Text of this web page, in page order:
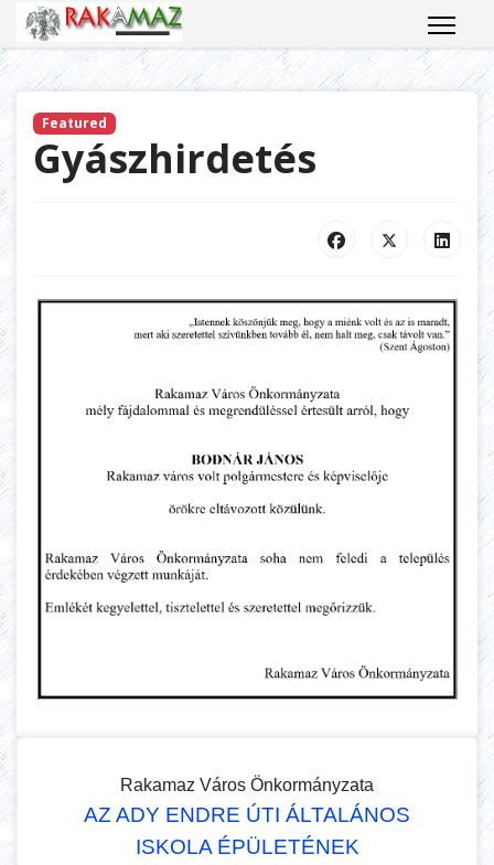
Featured
Gyászhirdetés
Rakamaz Város Önkormányzata
AZ ADY ENDRE ÚTI ÁLTALÁNOS
ISKOLA ÉPÜLETÉNEK